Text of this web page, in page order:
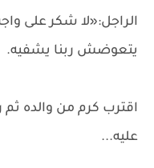
الراجل:«لا شكر على
يتعوضش ربنا يشفيه.
اقترب كرم من والده
عليه...